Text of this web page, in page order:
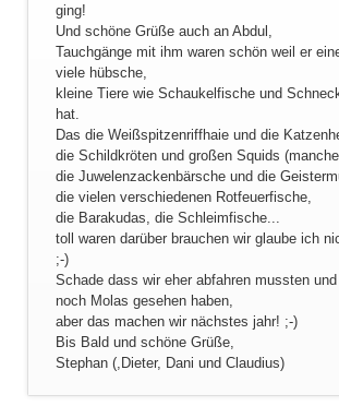
ging!
Und schöne Grüße auch an Abdul,
Tauchgänge mit ihm waren schön weil er
viele hübsche,
kleine Tiere wie Schaukelfische und
hat.
Das die Weißspitzenriffhaie und die
die Schildkröten und großen Squids
die Juwelenzackenbärsche und die
die vielen verschiedenen Rotfeuerfische,
die Barakudas, die Schleimfische...
toll waren darüber brauchen wir glaube ich
;-)
Schade dass wir eher abfahren mussten
noch Molas gesehen haben,
aber das machen wir nächstes jahr! ;-)
Bis Bald und schöne Grüße,
Stephan (,Dieter, Dani und Claudius)